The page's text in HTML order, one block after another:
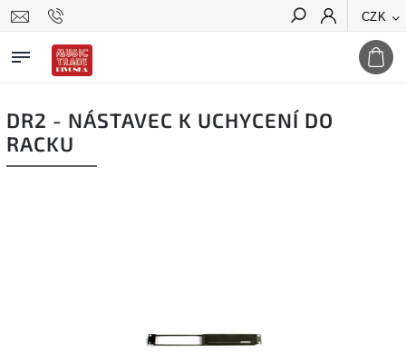
CZK
Hledat
DR2 - NÁSTAVEC K UCHYCENÍ DO
RACKU